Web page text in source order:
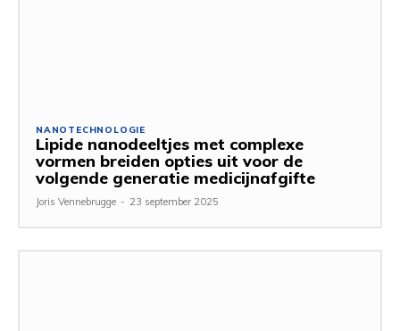
NANOTECHNOLOGIE
Lipide nanodeeltjes met complexe
vormen breiden opties uit voor de
volgende generatie medicijnafgifte
Joris Vennebrugge - 23 september 2025